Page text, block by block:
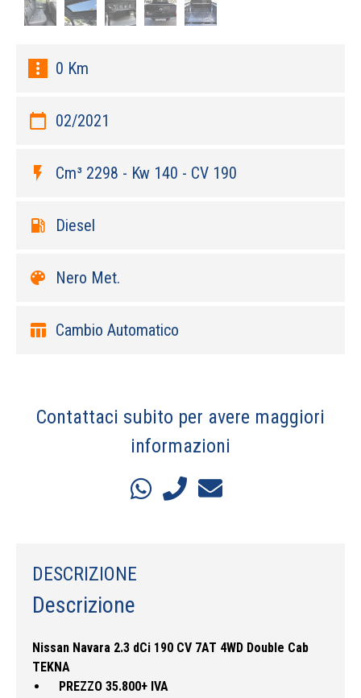
more_vert 0 Km
calendar_today 02/2021
flash_on Cm³ 2298 - Kw 140 - CV 190
local_gas_station Diesel
color_lens Nero Met.
table_chart Cambio Automatico
Contattaci subito per avere maggiori
informazioni
DESCRIZIONE
Descrizione
Nissan Navara 2.3 dCi 190 CV 7AT 4WD Double Cab
TEKNA
PREZZO 35.800+ IVA